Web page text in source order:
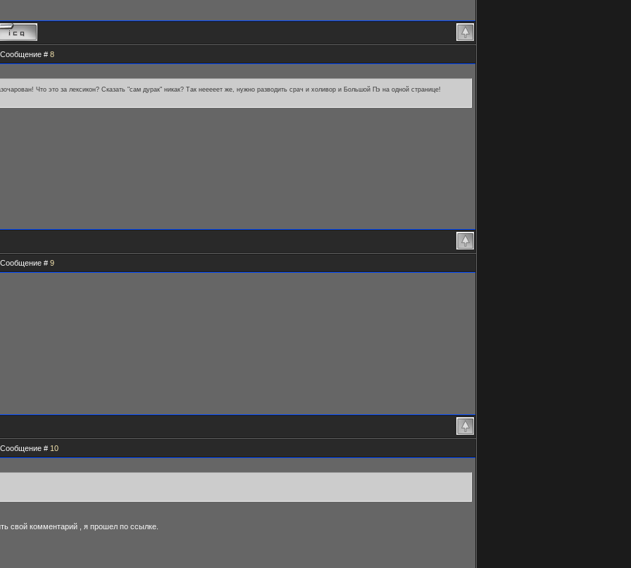
Сообщение # 8
Что это за лексикон? Сказать "сам дурак" никак? Так нееееет же, нужно разводить срач и холивор и Большой Пэ на одной странице!
Сообщение # 9
Сообщение # 10
свой комментарий , я прошел по ссылке.